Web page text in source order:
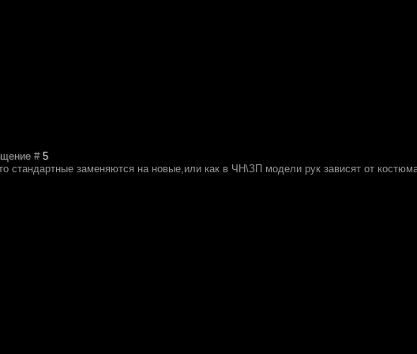
# 5
стандартные заменяются на новые,или как в ЧН\ЗП модели рук зависят от